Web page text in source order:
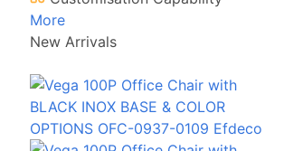
More
New Arrivals